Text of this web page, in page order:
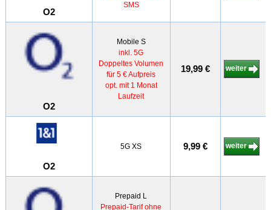
O2
SMS
O2
Mobile S
inkl. 5G
Doppeltes Volumen
für 5 € Aufpreis
opt. mit 1 Monat
Laufzeit
19,99 € weiter
O2
5G XS 9,99 € weiter
Prepaid L
Prepaid-Tarif ohne